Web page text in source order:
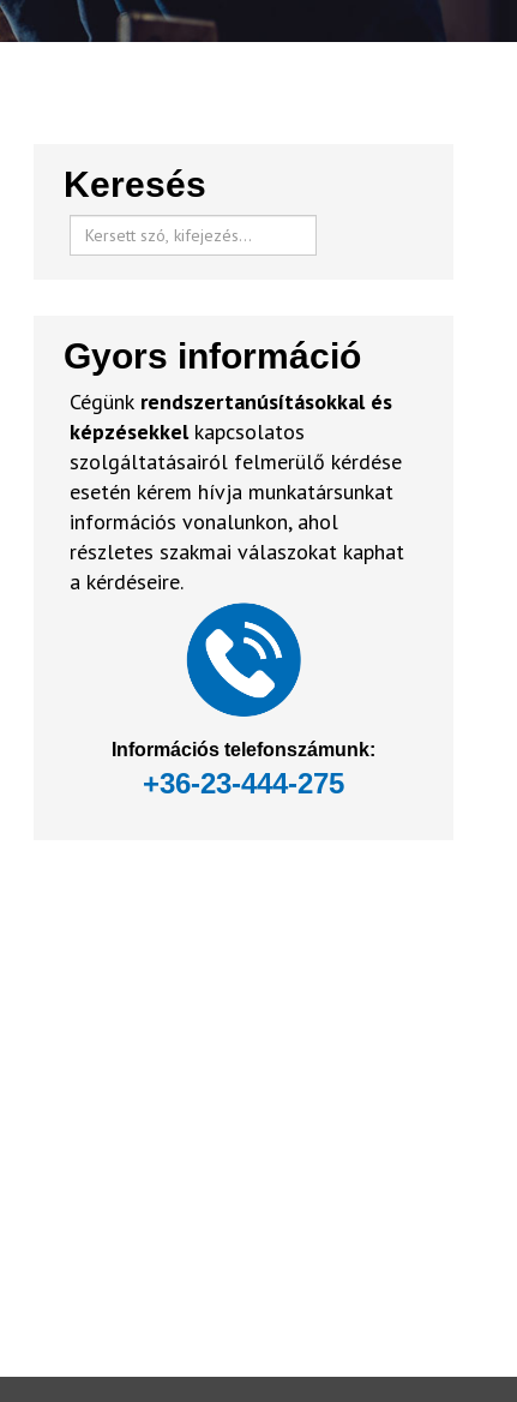
Keresés
Gyors információ
Cégünk rendszertanúsításokkal és
képzésekkel kapcsolatos
szolgáltatásairól felmerülő kérdése
esetén kérem hívja munkatársunkat
információs vonalunkon, ahol
részletes szakmai válaszokat kaphat
a kérdéseire.
Információs telefonszámunk:
+36-23-444-275